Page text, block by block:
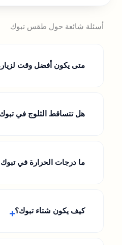
أسئلة شائعة حول طقس تبوك
متى يكون أفضل وقت
هل تتساقط الثلوج في
ما درجات الحرارة في
كيف يكون شتاء تبوك؟